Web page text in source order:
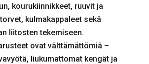
kourukiinnikkeet, ruuvit ja
kulmakappaleet sekä
liitosten tekemiseen.
ovat välttämättömiä –
liukumattomat kengät ja